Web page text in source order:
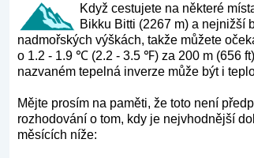
Když cestujete na některé
Bikku Bitti (2267 m) a nejnižší
nadmořských výškách, takže můžete
o 1.2 - 1.9 ℃ (2.2 - 3.5 ℉) za 200 m (656
nazvaném tepelná inverze může být i
Mějte prosím na paměti, že toto není
rozhodování o tom, kdy je nejvhodnější
měsících níže: